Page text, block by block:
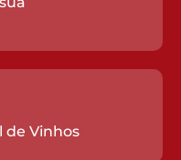
de Vinhos